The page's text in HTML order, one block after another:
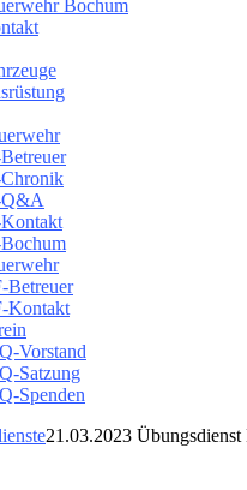
Bochum
Betreuer
Kontakt
Vorstand
Satzung
Spenden
21.03.2023